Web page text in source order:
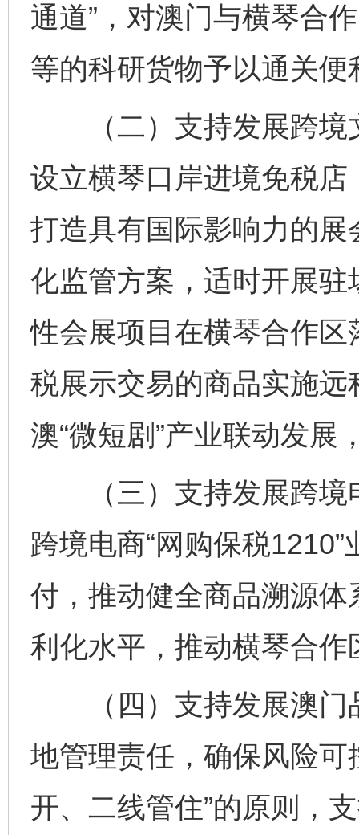
通道”，对澳门与横琴合
等的科研货物予以通关便
（二）支持发展跨境
设立横琴口岸进境免税
打造具有国际影响力的
化监管方案，适时开展驻
性会展项目在横琴合作
税展示交易的商品实施
澳“微短剧”产业联动发展
（三）支持发展跨境
跨境电商“网购保税
付，推动健全商品溯源
利化水平，推动横琴合
（四）支持发展澳门
地管理责任，确保风险可
开、二线管住”的原则，